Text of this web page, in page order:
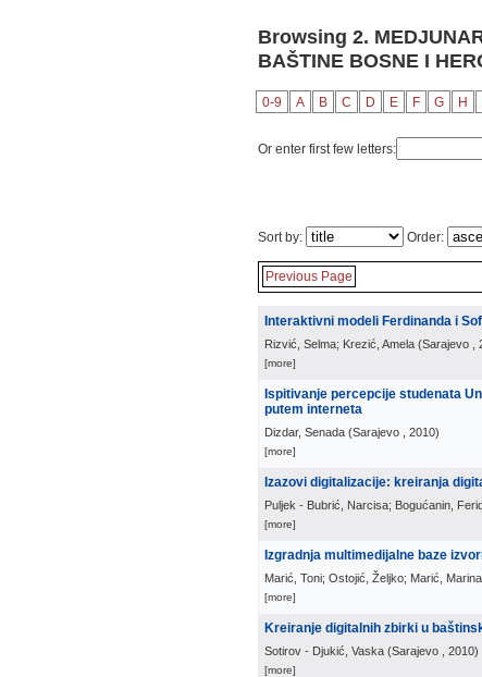
Browsing 2.
BAŠTINE BOSNE I
0-9 A B C D E F G H
Or enter first few letters:
Sort by: Order:
Previous Page
Interaktivni modeli Ferdinanda i
Rizvić, Selma; Krezić, Amela (Sarajevo
[more]
Ispitivanje percepcije studenata
putem interneta
Dizdar, Senada (Sarajevo , 2010)
[more]
Izazovi digitalizacije: kreiranja
Puljek - Bubrić, Narcisa; Bogućanin,
[more]
Izgradnja multimedijalne baze
Marić, Toni; Ostojić, Željko; Marić, Marina
[more]
Kreiranje digitalnih zbirki u
Sotirov - Djukić, Vaska (Sarajevo , 2010)
[more]